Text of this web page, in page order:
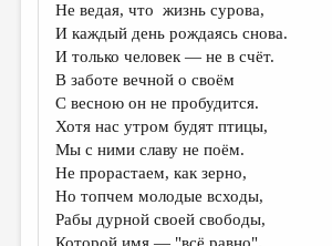
КОНКУРСЫ
ДЕТСКАЯ КОМНАТА
КНИЖНАЯ ПОЛКА
ОБЗОР ЛИТЕРАТУРЫ
СТРАНИЦЫ ПАМЯТИ
ОБЪЯВЛЕНИЯ
Не ведая, что жизнь сурова,
И каждый день рождаясь снова.
И только человек — не в счёт.
В заботе вечной о своём
С весною он не пробудится.
Хотя нас утром будят птицы,
Мы с ними славу не поём.
Не прорастаем, как зерно,
Но топчем молодые всходы,
Рабы дурной своей свободы,